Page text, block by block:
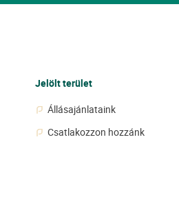
Jelölt terület
Állásajánlataink
Csatlakozzon hozzánk